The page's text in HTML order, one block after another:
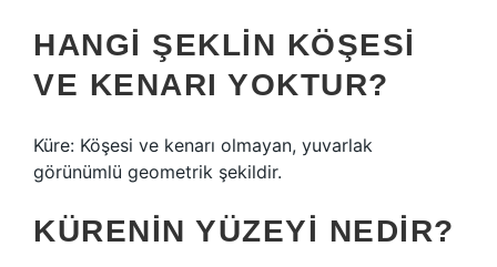
HANGI ŞEKLIN KÖŞESI
VE KENARI YOKTUR?
Küre: Köşesi ve kenarı olmayan, yuvarlak
görünümlü geometrik şekildir.
KÜRENIN YÜZEYI NEDIR?